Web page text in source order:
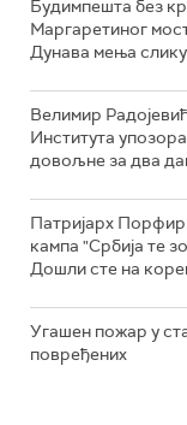
Будимпешта без
Маргаретиног
Дунава мења
Велимир
Института
довољне за два
Патријарх
кампа "Србија те
Дошли сте на
Угашен пожар у
повређених